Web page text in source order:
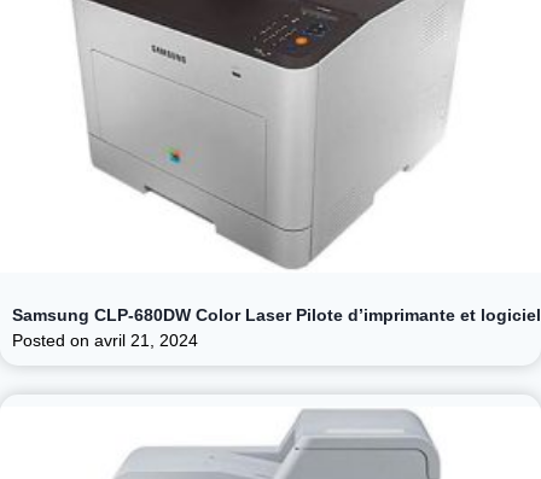
Samsung CLP-680DW Color Laser Pilote d’imprimante et logiciel
Posted on avril 21, 2024